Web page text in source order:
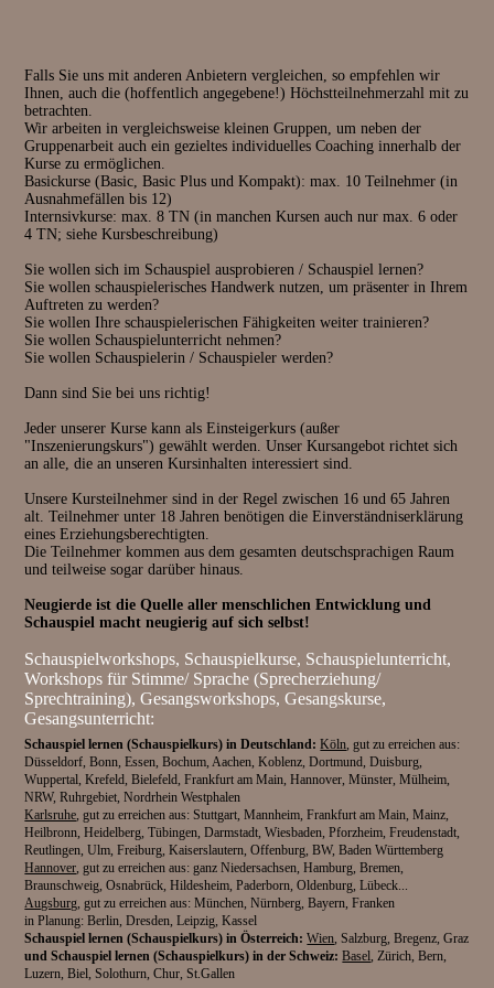
Wahrscheinlich einfach nur für mein Gewissen, aber vor allem auch,
weil du mir in unserem privaten Gespräch am Ende des Workshops mit
den Worten „mach es, Großer“ den nötigen Motivationsschub gegeben
hast, ohne den ich dir heute nicht stolz verkünden könnte, dass ich an
der Hmtm Hannover angenommen wurde und nun zum
Sommersemester Schauspiel studieren darf.
Durch diese Email will ich Danke sagen, dafür, dass ich ohne dich
wahrscheinlich nie den Mut gefunden hätte, meinem Herzen zu folgen.
Herzliche Grüße Samuel Distelrath" (13.01.2022)
eine große Rolle spielt.
Dabei wurde ich immer ermuntert, auch andere Lehrer und Kurse zu
besuchen, jede Erfahrung in dem Bereich zu kultivieren und zu suchen.
Denn so wächst der eigene Werkzeugkasten und ermöglicht so ein
größeres und differenzierteres Spiel. Thomas sagte einmal zu mir:
„Du wirst dich noch wundern. Ich werde nur einer von Vielen sein, die
du in deiner Laufbahn treffen wirst. Denn man lernt nie aus.“
In diesem Sinne kann ich jedem Menschen empfehlen, diesen Höhne
einmal kennenzulernen - sei es nur aus reinem Interesse an der
Schauspielerei oder dem Wunsch, den abenteuerlichen Weg einer
privaten Schauspielausbildung zu gehen.
Für mich war es perfekt und ich bin sehr froh, mit diesem Menschen
auch weiterhin in freundschaftlicher Weise verbunden zu sein. Und
dafür sage ich einfach: Danke.
Falls Sie uns mit anderen Anbietern vergleichen, so empfehlen wir
Ihnen, auch die (hoffentlich angegebene!) Höchstteilnehmerzahl mit zu
betrachten.
Wir arbeiten in vergleichsweise kleinen Gruppen, um neben der
Gruppenarbeit auch ein gezieltes individuelles Coaching innerhalb der
Kurse zu ermöglichen.
Basickurse (Basic, Basic Plus und Kompakt): max. 10 Teilnehmer (in
Ausnahmefällen bis 12)
Internsivkurse: max. 8 TN (in manchen Kursen auch nur max. 6 oder
4 TN; siehe Kursbeschreibung)
Sie wollen sich im Schauspiel ausprobieren / Schauspiel lernen?
Sie wollen schauspielerisches Handwerk nutzen, um präsenter in Ihrem
Auftreten zu werden?
Sie wollen Ihre schauspielerischen Fähigkeiten weiter trainieren?
Sie wollen Schauspielunterricht nehmen?
Sie wollen Schauspielerin / Schauspieler werden?
Dann sind Sie bei uns richtig!
Jeder unserer Kurse kann als Einsteigerkurs (außer
"Inszenierungskurs") gewählt werden. Unser Kursangebot richtet sich
an alle, die an unseren Kursinhalten interessiert sind.
Unsere Kursteilnehmer sind in der Regel zwischen 16 und 65 Jahren
alt. Teilnehmer unter 18 Jahren benötigen die Einverständniserklärung
eines Erziehungsberechtigten.
Die Teilnehmer kommen aus dem gesamten deutschsprachigen Raum
und teilweise sogar darüber hinaus.
Neugierde ist die Quelle aller menschlichen Entwicklung und
Schauspiel macht neugierig auf sich selbst!
Schauspielworkshops, Schauspielkurse, Schauspielunterricht,
Workshops für Stimme/ Sprache (Sprecherziehung/
Sprechtraining), Gesangsworkshops, Gesangskurse,
Gesangsunterricht:
Schauspiel lernen (Schauspielkurs) in Deutschland: Köln, gut zu erreichen aus:
Düsseldorf, Bonn, Essen, Bochum, Aachen, Koblenz, Dortmund, Duisburg,
Wuppertal, Krefeld, Bielefeld, Frankfurt am Main, Hannover, Münster, Mülheim,
NRW, Ruhrgebiet, Nordrhein Westphalen
Karlsruhe, gut zu erreichen aus: Stuttgart, Mannheim, Frankfurt am Main, Mainz,
Heilbronn, Heidelberg, Tübingen, Darmstadt, Wiesbaden, Pforzheim, Freudenstadt,
Reutlingen, Ulm, Freiburg, Kaiserslautern, Offenburg, BW, Baden Württemberg
Hannover, gut zu erreichen aus: ganz Niedersachsen, Hamburg, Bremen,
Braunschweig, Osnabrück, Hildesheim, Paderborn, Oldenburg, Lübeck...
Augsburg, gut zu erreichen aus: München, Nürnberg, Bayern, Franken
in Planung: Berlin, Dresden, Leipzig, Kassel
Schauspiel lernen (Schauspielkurs) in Österreich: Wien, Salzburg, Bregenz, Graz
und Schauspiel lernen (Schauspielkurs) in der Schweiz:Basel, Zürich, Bern,
Luzern, Biel, Solothurn, Chur, St.Gallen